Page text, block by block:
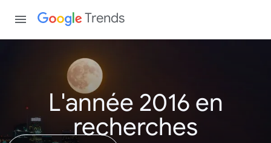
Trends
L'année 2016 en
recherches